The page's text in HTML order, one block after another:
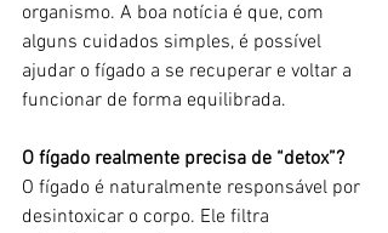
organismo. A boa notícia é que, com
alguns cuidados simples, é possível
ajudar o fígado a se recuperar e voltar a
funcionar de forma equilibrada.
O fígado realmente precisa de “detox”?
O fígado é naturalmente responsável por
desintoxicar o corpo. Ele filtra